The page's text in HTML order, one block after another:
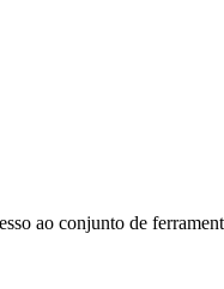
ao conjunto de